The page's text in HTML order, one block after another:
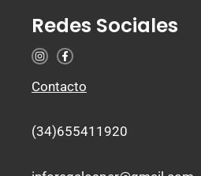
Redes Sociales
I
n
t
a
m
F
a
b
-
Contacto
(34)655411920